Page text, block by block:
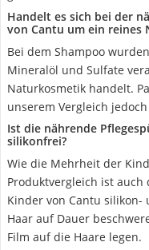
Handelt es sich bei der
von Cantu um ein reines
Bei dem Shampoo
Mineralöl und Sulfate
Naturkosmetik handelt.
unserem Vergleich
Ist die nährende
silikonfrei?
Wie die Mehrheit der
Produktvergleich ist
Kinder von Cantu silikon-
Haar auf Dauer
Film auf die Haare legen.